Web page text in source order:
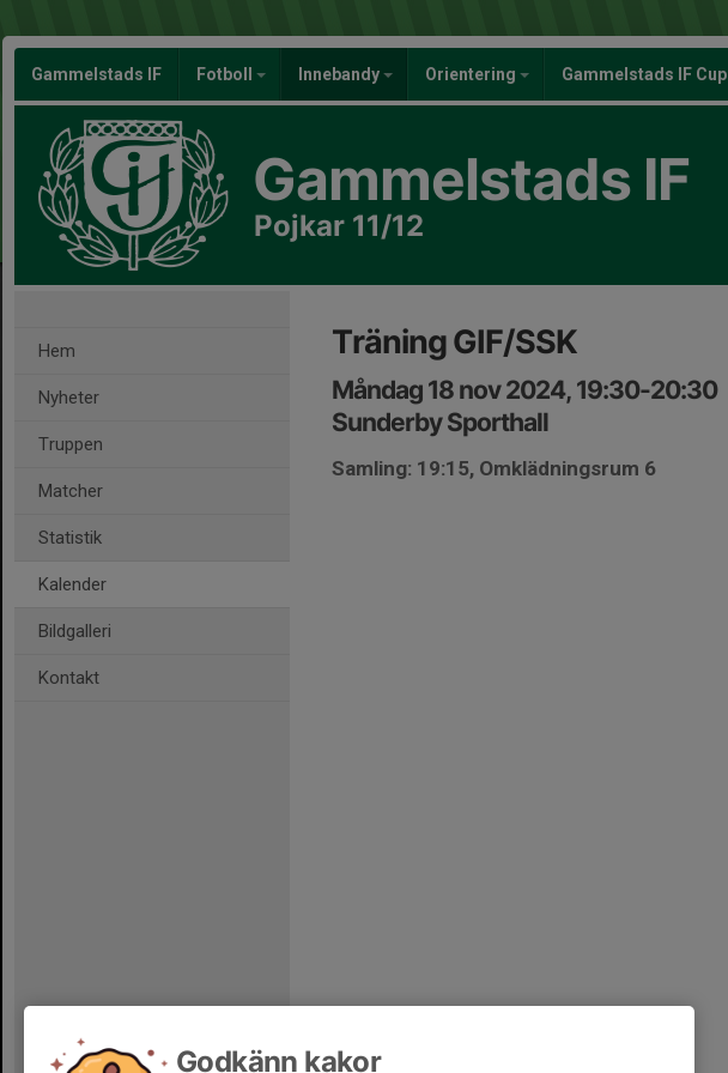
Gammelstads IF Fotboll Innebandy Orientering Gammelstads IF Cup
Gammelstads IF
Pojkar 11/12
Hem
Nyheter
Truppen
Matcher
Statistik
Kalender
Bildgalleri
Kontakt
Träning GIF/SSK
Måndag 18 nov 2024, 19:30-20:30
Sunderby Sporthall
Samling: 19:15, Omklädningsrum 6
Godkänn kakor